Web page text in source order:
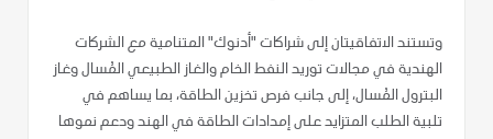
وتستند الاتفاقيتان إلى شراكات "أدنوك" المتنامية مع الشركات
الهندية في مجالات توريد النفط الخام والغاز الطبيعي المُسال وغاز
البترول المُسال، إلى جانب فرص تخزين الطاقة، بما يساهم في
تلبية الطلب المتزايد على إمدادات الطاقة في الهند ودعم نموها